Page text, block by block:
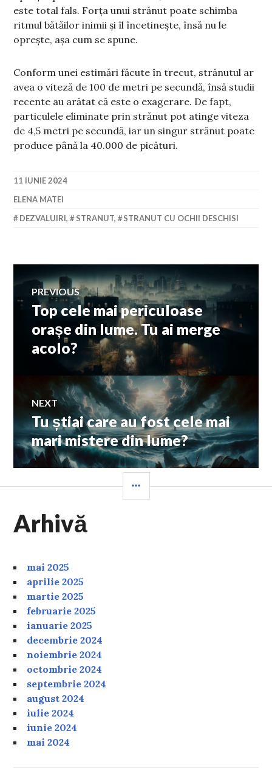
este total fals. Forța unui strănut poate schimba
ritmul bătăilor inimii și îl încetinește, însă nu le
oprește, așa cum se spune.
Conform unei estimări făcute în trecut, strănutul ar
avea o viteză de 100 de metri pe secundă, însă studii
recente au arătat că este o exagerare. De fapt,
particulele eliminate prin strănut pot atinge viteza
de 4,5 metri pe secundă, iar un singur strănut poate
produce până la 40.000 de picături.
11 IUNIE 2024
ELENA MATEI
DEZVALUIRI, STRANUT, STRANUT CU OCHII DESCHISI
Navigare
articole
PREVIOUS
Previous
post:
Top cele mai periculoase
orașe din lume. Tu ai merge
acolo?
NEXT
Next
post:
Tu știai care au fost cele mai
mari mistere din lume?
Arhivă
mai 2025
aprilie 2025
martie 2025
februarie 2025
ianuarie 2025
decembrie 2024
noiembrie 2024
octombrie 2024
septembrie 2024
august 2024
iulie 2024
iunie 2024
mai 2024